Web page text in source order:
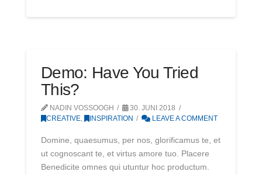
Demo: Have You Tried
This?
NADIN VOSSOOGH
30. JUNI 2018
CREATIVE, INSPIRATION LEAVE A COMMENT
Domine, quaesumus, per nos, glorificamus te, et
ut cognoscant te, et virtus amore tuo. Placere
Benedicite omnes qui utuntur hoc productum.